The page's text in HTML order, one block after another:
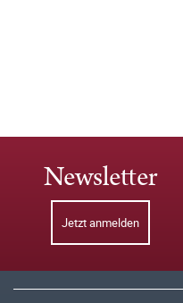
Newsletter
Jetzt anmelden